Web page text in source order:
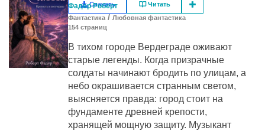
Скачать Читать
Фадер Роберт
Фантастика / Любовная фантастика
154 cтраниц
В тихом городе Вердеграде оживают
старые легенды. Когда призрачные
солдаты начинают бродить по улицам, а
небо окрашивается странным светом,
выясняется правда: город стоит на
фундаменте древней крепости,
хранящей мощную защиту. Музыкант